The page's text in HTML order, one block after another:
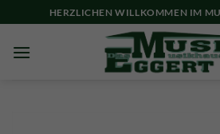
to
content
HERZLICHEN WILLKOMMEN IM